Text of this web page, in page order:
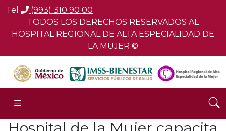
Tel
(993) 310 90 00
TODOS LOS DERECHOS RESERVADOS AL
HOSPITAL REGIONAL DE ALTA ESPECIALIDAD DE
LA MUJER ©